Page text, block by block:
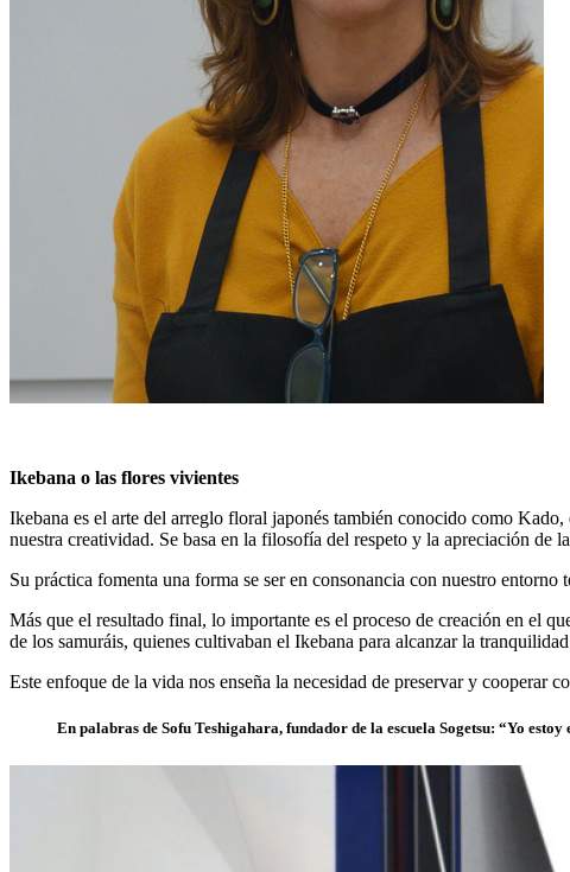
Ikebana o las flores vivientes
Ikebana es el arte del arreglo floral japonés también conocido como
nuestra creatividad. Se basa en la filosofía del respeto y la apreciación de
Su práctica fomenta una forma se ser en consonancia con nuestro
Más que el resultado final, lo importante es el proceso de creación en el
de los samuráis, quienes cultivaban el Ikebana para alcanzar la
Este enfoque de la vida nos enseña la necesidad de preservar y cooperar
En palabras de Sofu Teshigahara, fundador de la escuela Sogetsu: “Yo